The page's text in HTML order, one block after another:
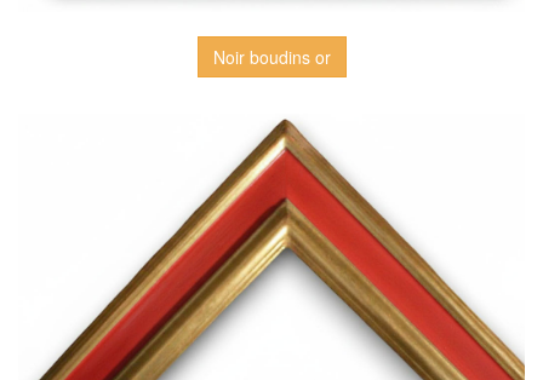
Noir boudins or